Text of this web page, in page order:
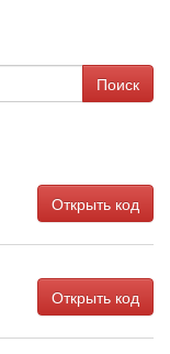
Поиск
Открыть код
Открыть код